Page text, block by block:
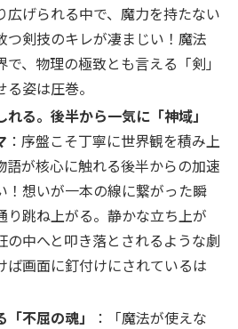
広げられる中で、魔力を持たない
つ剣技のキレが凄まじい！魔法
、物理の極致とも言える「剣」
姿は圧巻。
る。後半から一気に「神域」
：序盤こそ丁寧に世界観を積み上
語が核心に触れる後半からの加速
！想いが一本の線に繋がった瞬
り跳ね上がる。静かな立ち上が
の中へと叩き落とされるような劇
ば画面に釘付けにされているは
不屈の魂」
：「魔法が使えな